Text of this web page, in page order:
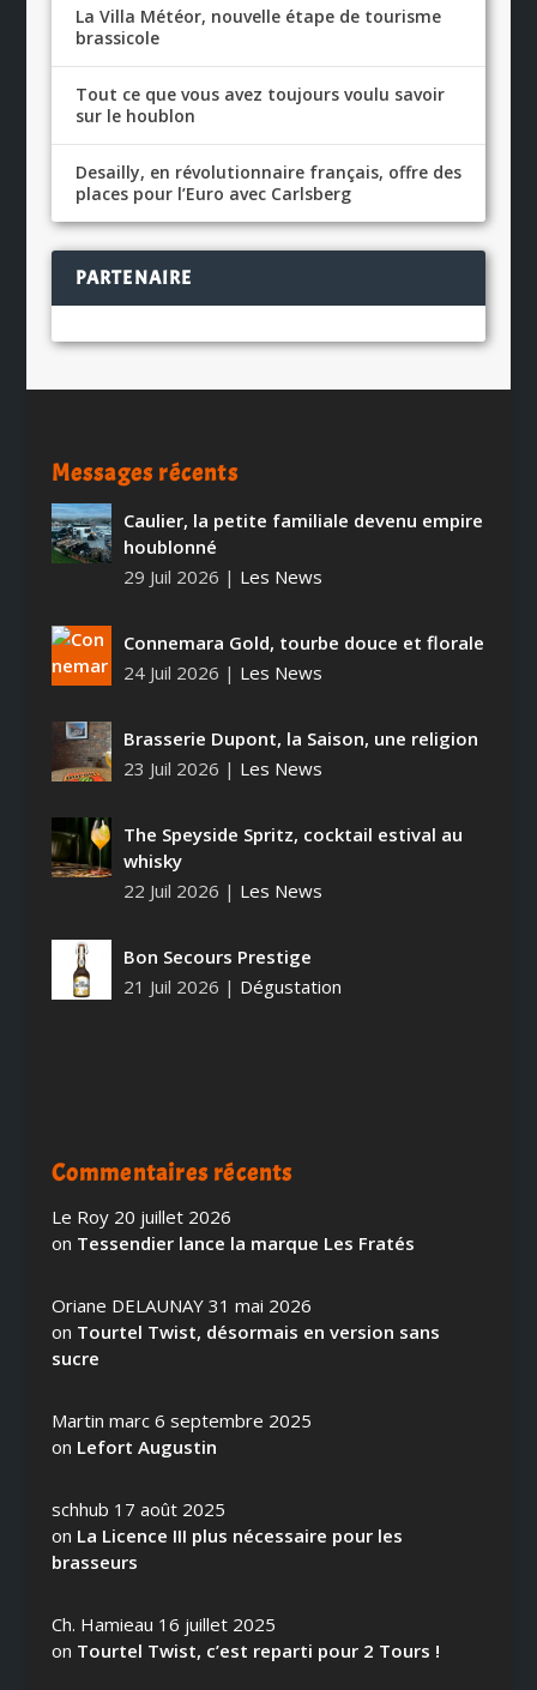
La Villa Météor, nouvelle étape de tourisme
brassicole
Tout ce que vous avez toujours voulu savoir
sur le houblon
Desailly, en révolutionnaire français, offre des
places pour l’Euro avec Carlsberg
PARTENAIRE
Messages récents
Caulier, la petite familiale devenu empire
houblonné
29 Juil 2026 | Les News
Connemara Gold, tourbe douce et florale
24 Juil 2026 | Les News
Brasserie Dupont, la Saison, une religion
23 Juil 2026 | Les News
The Speyside Spritz, cocktail estival au
whisky
22 Juil 2026 | Les News
Bon Secours Prestige
21 Juil 2026 | Dégustation
Commentaires récents
Le Roy 20 juillet 2026
on Tessendier lance la marque Les Fratés
Oriane DELAUNAY 31 mai 2026
on Tourtel Twist, désormais en version sans
sucre
Martin marc 6 septembre 2025
on Lefort Augustin
schhub 17 août 2025
on La Licence III plus nécessaire pour les
brasseurs
Ch. Hamieau 16 juillet 2025
on Tourtel Twist, c’est reparti pour 2 Tours !